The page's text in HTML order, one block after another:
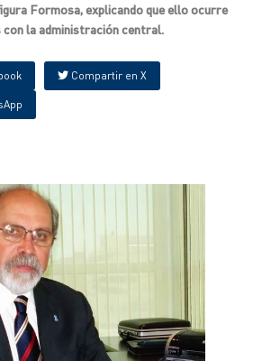
Formosa, explicando que ello ocurre
con la administración central.
Compartir en X